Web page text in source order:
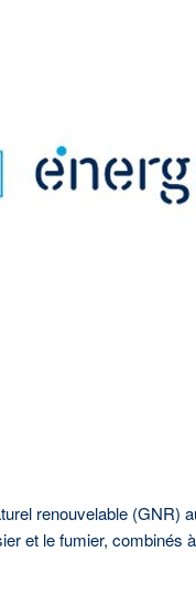
renouvelable (GNR)
et le fumier, combinés